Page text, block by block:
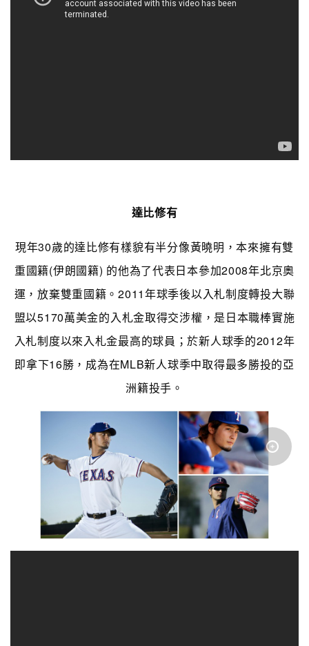
達比修有
現年30歲的達比修有樣貌有半分像黃曉明，本來擁有雙
重國籍(伊朗國籍) 的他為了代表日本參加2008年北京奧
運，放棄雙重國籍。2011年球季後以入札制度轉投大聯
盟以5170萬美金的入札金取得交涉權，是日本職棒實施
入札制度以來入札金最高的球員；於新人球季的2012年
即拿下16勝，成為在MLB新人球季中取得最多勝投的亞
洲籍投手。